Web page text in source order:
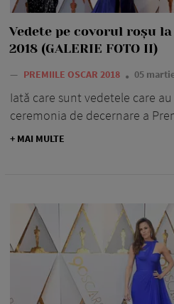
Vedete pe covorul roșu
2018 (GALERIE FOTO II)
— PREMIILE OSCAR 2018 05
Iată care sunt vedetele care
ceremonia de decernare a
+ MAI MULTE